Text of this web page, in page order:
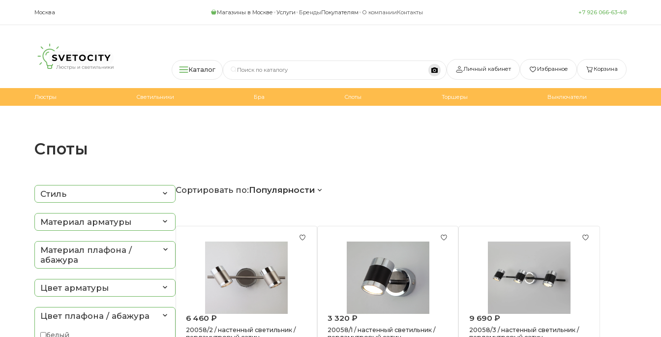
Москва Магазины в Москве Услуги БрендыПокупателям О компанииКонтакты +7 926 066-63-48
Каталог Личный кабинет Избранное Корзина
Люстры Светильники Бра Споты Торшеры Выключатели
Споты
Стиль
Материал арматуры
Материал плафона /
абажура
Цвет арматуры
Цвет плафона / абажура
белый
Сортировать по:Популярности
6 460 ₽
20058/2 / настенный светильник /
3 320 ₽
20058/1 / настенный светильник /
9 690 ₽
20058/3 / настенный светильник /